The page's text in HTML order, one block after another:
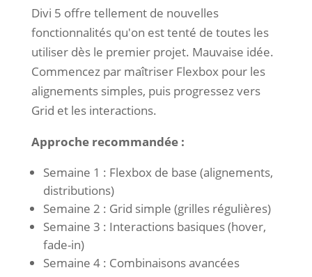
Divi 5 offre tellement de nouvelles
fonctionnalités qu'on est tenté de toutes les
utiliser dès le premier projet. Mauvaise idée.
Commencez par maîtriser Flexbox pour les
alignements simples, puis progressez vers
Grid et les interactions.
Approche recommandée :
Semaine 1 : Flexbox de base (alignements,
distributions)
Semaine 2 : Grid simple (grilles régulières)
Semaine 3 : Interactions basiques (hover,
fade-in)
Semaine 4 : Combinaisons avancées